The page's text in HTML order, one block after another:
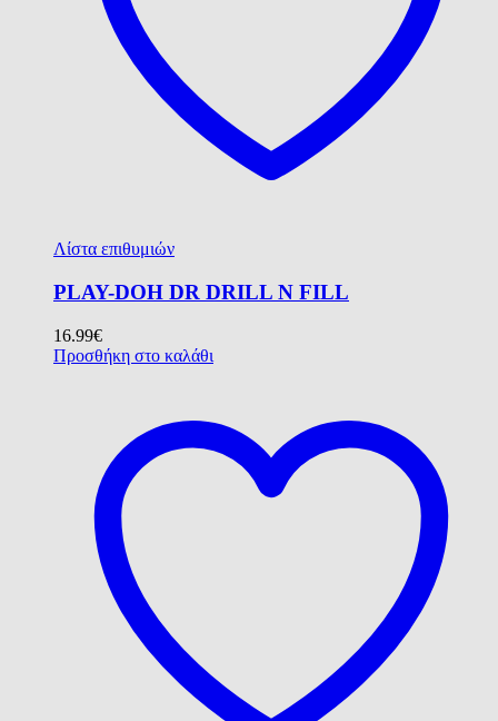
Λίστα επιθυμιών
PLAY-DOH DR DRILL N FILL
16.99€
Προσθήκη στο καλάθι